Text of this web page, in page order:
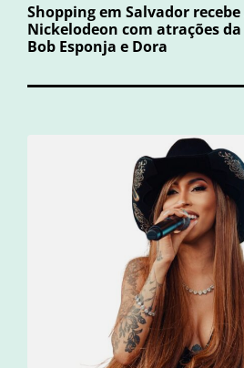
Shopping em Salvador
Nickelodeon com atrações
Bob Esponja e Dora